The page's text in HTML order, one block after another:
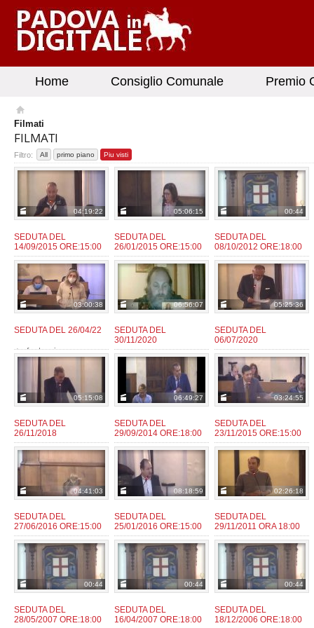
Home Consiglio Comunale Premio
Filmati
FILMATI
Filtro: All primo piano Piu visti
04:19:22
SEDUTA DEL
14/09/2015 ORE:15:00
da:admin
05:06:15
SEDUTA DEL
26/01/2015 ORE:15:00
da:admin
00:44
SEDUTA DEL
08/10/2012 ORE:18:00
da:admin
03:00:38
SEDUTA DEL 26/04/22
da:fantozzie
06:56:07
SEDUTA DEL
30/11/2020
da:fantozzie
05:25:36
SEDUTA DEL
06/07/2020
da:fantozzie
05:15:08
SEDUTA DEL
26/11/2018
da:giaconm
06:49:27
SEDUTA DEL
29/09/2014 ORE:18:00
da:admin
03:24:55
SEDUTA DEL
23/11/2015 ORE:15:00
da:admin
04:41:03
SEDUTA DEL
27/06/2016 ORE:15:00
da:admin
08:18:59
SEDUTA DEL
25/01/2016 ORE:15:00
da:admin
02:26:18
SEDUTA DEL
29/11/2011 ORA 18:00
da:admin
00:44
SEDUTA DEL
28/05/2007 ORE:18:00
00:44
SEDUTA DEL
16/04/2007 ORE:18:00
00:44
SEDUTA DEL
18/12/2006 ORE:18:00